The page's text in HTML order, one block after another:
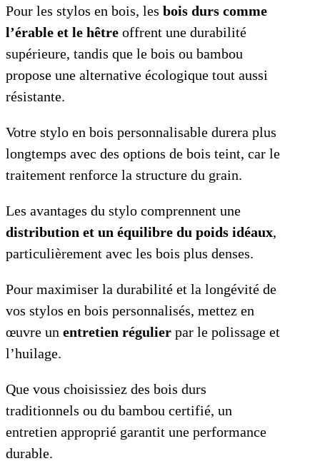
Pour les stylos en bois, les bois durs comme
l’érable et le hêtre offrent une durabilité
supérieure, tandis que le bois ou bambou
propose une alternative écologique tout aussi
résistante.
Votre stylo en bois personnalisable durera plus
longtemps avec des options de bois teint, car le
traitement renforce la structure du grain.
Les avantages du stylo comprennent une
distribution et un équilibre du poids idéaux,
particulièrement avec les bois plus denses.
Pour maximiser la durabilité et la longévité de
vos stylos en bois personnalisés, mettez en
œuvre un entretien régulier par le polissage et
l’huilage.
Que vous choisissiez des bois durs
traditionnels ou du bambou certifié, un
entretien approprié garantit une performance
durable.